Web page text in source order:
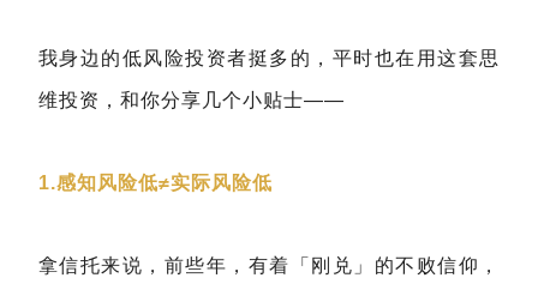
我身边的低风险投资者挺多的，平时也在用这套思
维投资，和你分享几个小贴士——
1.感知风险低≠实际风险低
拿信托来说，前些年，有着「刚兑」的不败信仰，